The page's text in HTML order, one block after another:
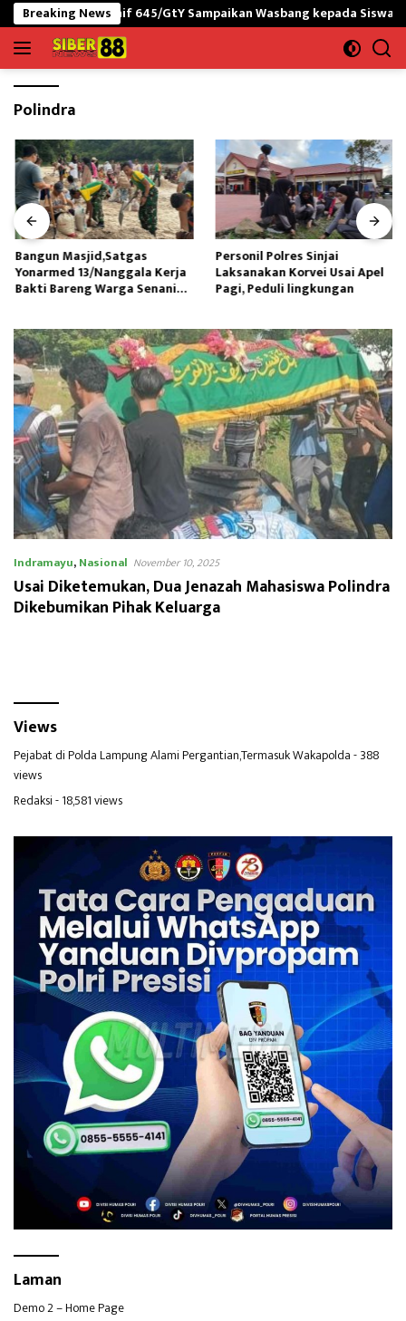
Langsung
ke
konten
Breaking News
PNG yonif 645/GtY Sampaikan Wasbang kepada Siswa SDN
Polindra
Bangun Masjid,Satgas
Yonarmed 13/Nanggala Kerja
Bakti Bareng Warga Senaning
Personil Polres Sinjai
Laksanakan Korvei Usai Apel
Pagi, Peduli lingkungan
Indramayu,Nasional November 10, 2025
Usai Diketemukan, Dua Jenazah Mahasiswa Polindra
Dikebumikan Pihak Keluarga
Views
Pejabat di Polda Lampung Alami Pergantian,Termasuk Wakapolda- 388
views
Redaksi- 18,581 views
Laman
Demo 2 – Home Page